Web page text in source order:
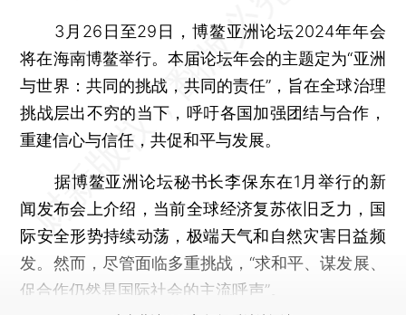
3月26日至29日，博鳌亚洲论坛2024年年会
将在海南博鳌举行。本届论坛年会的主题定为“亚洲
与世界：共同的挑战，共同的责任”，旨在全球治理
挑战层出不穷的当下，呼吁各国加强团结与合作，
重建信心与信任，共促和平与发展。
据博鳌亚洲论坛秘书长李保东在1月举行的新
闻发布会上介绍，当前全球经济复苏依旧乏力，国
际安全形势持续动荡，极端天气和自然灾害日益频
发。然而，尽管面临多重挑战，“求和平、谋发展、
促合作仍然是国际社会的主流呼声”。